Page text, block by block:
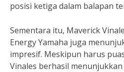
posisi ketiga dalam balapan
Sementara itu, Maverick
Energy Yamaha juga
impresif. Meskipun harus
Vinales berhasil